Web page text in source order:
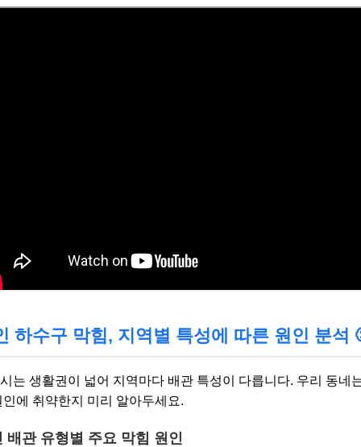
하수구 막힘, 지역별 특성에 따른 원인 분석
는 생활권이 넓어 지역마다 배관 특성이 다릅니다. 우리 동네
인에 취약한지 미리 알아두세요.
배관 유형별 주요 막힘 원인